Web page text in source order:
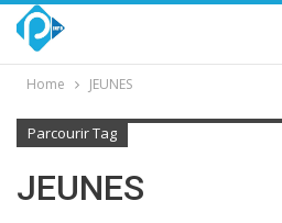
Home JEUNES
Parcourir Tag
JEUNES